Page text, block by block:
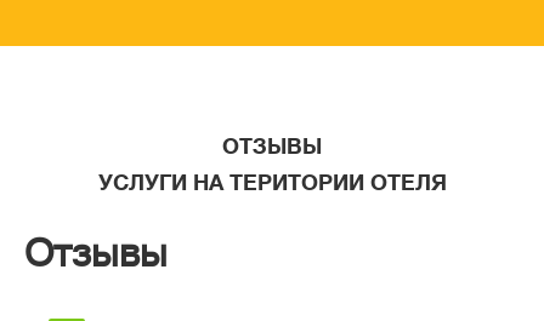
ОТЗЫВЫ
УСЛУГИ НА ТЕРИТОРИИ ОТЕЛЯ
Отзывы